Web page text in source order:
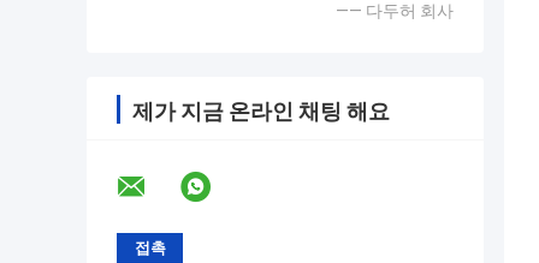
—— 다두허 회사
제가 지금 온라인 채팅 해요